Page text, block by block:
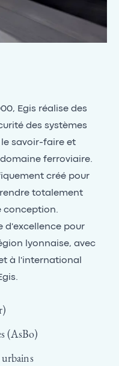
Egis réalise des
des systèmes
savoir-faire et
ferroviaire.
créé pour
totalement
conception.
d'excellence pour
lyonnaise, avec
à l'international
(AsBo)